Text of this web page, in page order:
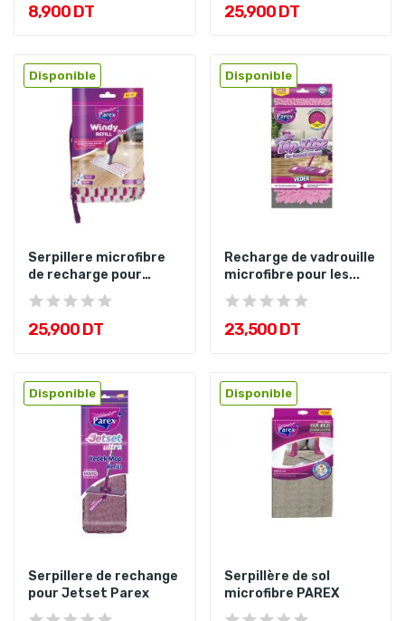
8,900 DT 25,900 DT
Disponible
Serpillere microfibre
de recharge pour
Windy...
25,900 DT
Disponible
Recharge de vadrouille
microfibre pour les...
23,500 DT
Disponible
Serpillere de rechange
pour Jetset Parex
Disponible
Serpillère de sol
microfibre PAREX